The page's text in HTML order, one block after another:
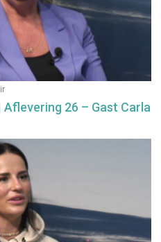
Aflevering 26 – Gast Carla